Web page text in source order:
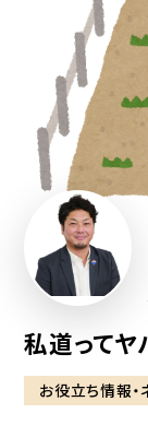
私道ってヤ
お役立ち情報・